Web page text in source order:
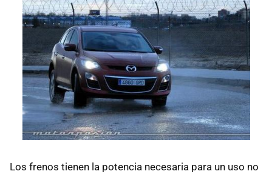
Los frenos tienen la potencia necesaria para un uso no